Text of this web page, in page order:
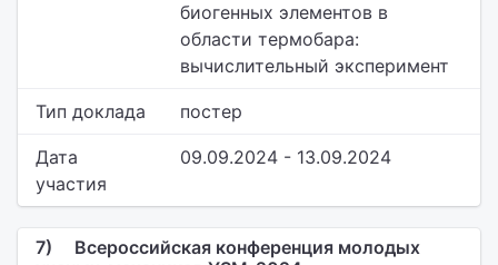
биогенных элементов в
области термобара:
вычислительный эксперимент
Тип доклада постер
Дата
участия
09.09.2024 - 13.09.2024
7)
Всероссийская конференция молодых